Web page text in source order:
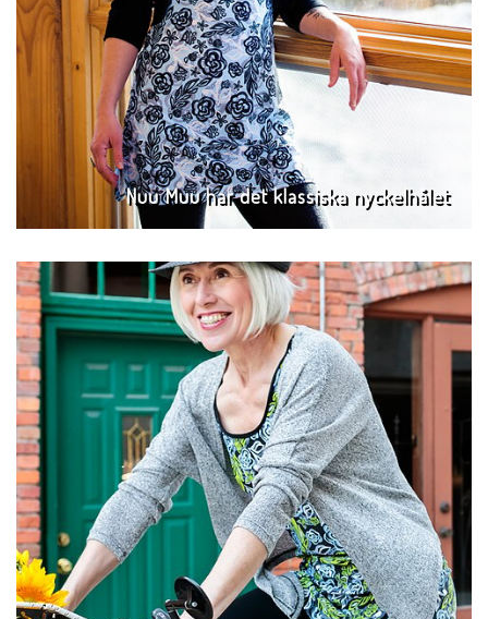
Nuu Muu har det klassiska nyckelhålet